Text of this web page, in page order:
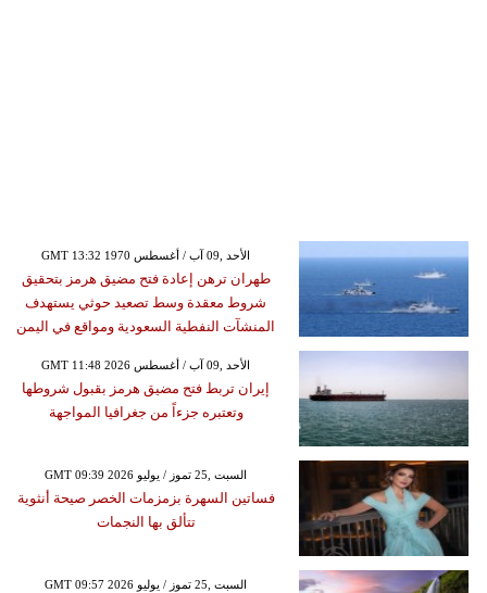
GMT 13:32 1970 الأحد ,09 آب / أغسطس
طهران ترهن إعادة فتح مضيق هرمز بتحقيق
شروط معقدة وسط تصعيد حوثي يستهدف
المنشآت النفطية السعودية ومواقع في اليمن
GMT 11:48 2026 الأحد ,09 آب / أغسطس
إيران تربط فتح مضيق هرمز بقبول شروطها
وتعتبره جزءاً من جغرافيا المواجهة
GMT 09:39 2026 السبت ,25 تموز / يوليو
فساتين السهرة بزمزمات الخصر صيحة أنثوية
تتألق بها النجمات
GMT 09:57 2026 السبت ,25 تموز / يوليو